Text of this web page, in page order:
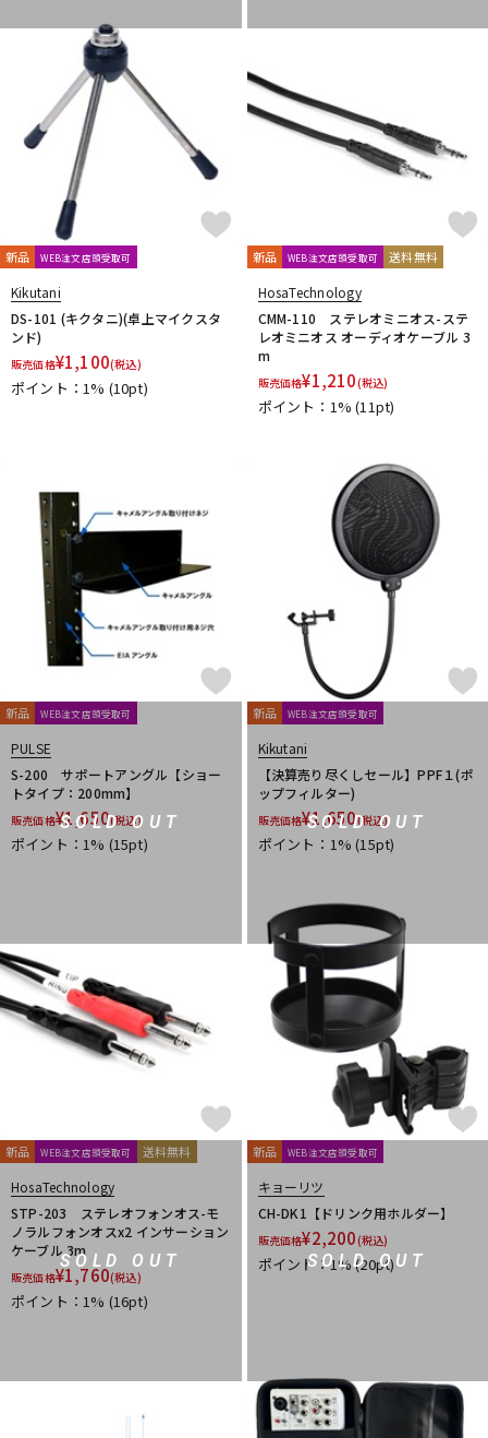
新品 WEB注文店頭受取可
Kikutani
DS-101 (キクタニ)(卓上マイクスタ
ンド)
販売価格¥1,100(税込)
ポイント：1% (10pt)
新品 WEB注文店頭受取可 送料無料
HosaTechnology
CMM-110 ステレオミニオス-ステ
レオミニオス オーディオケーブル 3
m
販売価格¥1,210(税込)
ポイント：1%(11pt)
SOLD OUT
新品 WEB注文店頭受取可
PULSE
S-200 サポートアングル【ショー
トタイプ：200mm】
販売価格¥1,650(税込)
ポイント：1% (15pt)
SOLD OUT
新品 WEB注文店頭受取可
Kikutani
【決算売り尽くしセール】PPF１(ポ
ップフィルター)
販売価格¥1,650(税込)
ポイント：1%(15pt)
SOLD OUT
新品 WEB注文店頭受取可 送料無料
HosaTechnology
STP-203 ステレオフォンオス-モ
ノラルフォンオスx2 インサーション
ケーブル 3m
販売価格¥1,760(税込)
ポイント：1% (16pt)
SOLD OUT
新品 WEB注文店頭受取可
キョーリツ
CH-DK1【ドリンク用ホルダー】
販売価格¥2,200(税込)
ポイント：1%(20pt)